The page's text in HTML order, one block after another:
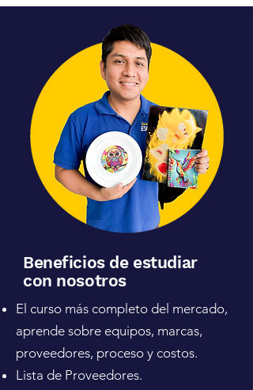
Beneficios de estudiar
con nosotros
El curso más completo del mercado,
aprende sobre equipos, marcas,
proveedores, proceso y costos.
Lista de Proveedores.